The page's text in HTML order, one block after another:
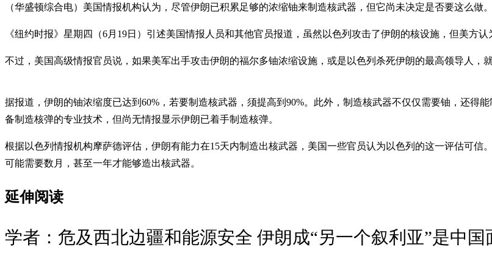
（华盛顿综合电）美国情报机构认为，尽管伊朗已积累足够的浓缩铀来制造核武器，但它尚未决定是否要这么做。
《纽约时报》星期四（6月19日）引述美国情报人员和其他官员报道，虽然以色列攻击了伊朗的核设施，但美方
不过，美国高级情报官员说，如果美军出手攻击伊朗的福尔多铀浓缩设施，或是以色列杀死伊朗的最高领导人，
据报道，伊朗的铀浓缩度已达到60%，若要制造核武器，须提高到90%。此外，制造核武器不仅仅需要铀，还得
备制造核弹的专业技术，但尚无情报显示伊朗已着手制造核弹。
根据以色列情报机构摩萨德评估，伊朗有能力在15天内制造出核武器，美国一些官员认为以色列的这一评估可
可能需要数月，甚至一年才能够造出核武器。
延伸阅读
学者：危及西北边疆和能源安全 伊朗成“另一个叙利亚”是中国